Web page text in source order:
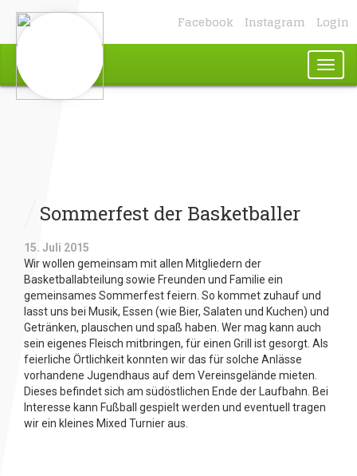
Facebook Instagram Login
Sommerfest der Basketballer
15. Juli 2015
Wir wollen gemeinsam mit allen Mitgliedern der
Basketballabteilung sowie Freunden und Familie ein
gemeinsames Sommerfest feiern. So kommet zuhauf und
lasst uns bei Musik, Essen (wie Bier, Salaten und Kuchen) und
Getränken, plauschen und spaß haben. Wer mag kann auch
sein eigenes Fleisch mitbringen, für einen Grill ist gesorgt. Als
feierliche Örtlichkeit konnten wir das für solche Anlässe
vorhandene Jugendhaus auf dem Vereinsgelände mieten.
Dieses befindet sich am südöstlichen Ende der Laufbahn. Bei
Interesse kann Fußball gespielt werden und eventuell tragen
wir ein kleines Mixed Turnier aus.